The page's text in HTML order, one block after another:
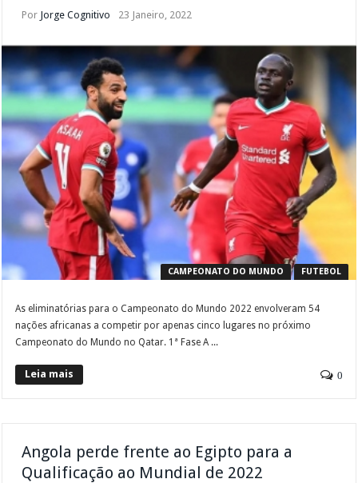
Por Jorge Cognitivo 23 Janeiro, 2022
CAMPEONATO DO MUNDO FUTEBOL
As eliminatórias para o Campeonato do Mundo 2022 envolveram 54
nações africanas a competir por apenas cinco lugares no próximo
Campeonato do Mundo no Qatar. 1ª Fase A ...
Leia mais 0
Angola perde frente ao Egipto para a
Qualificação ao Mundial de 2022